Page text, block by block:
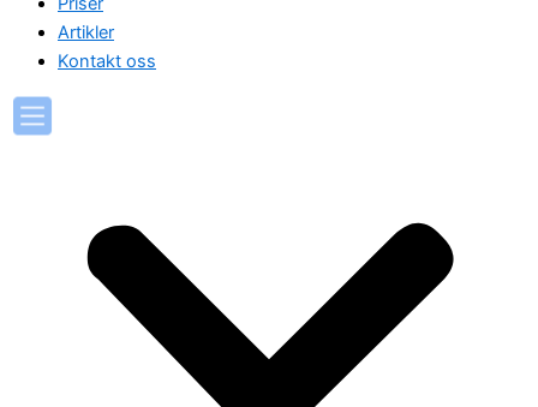
Artikler
Kontakt oss